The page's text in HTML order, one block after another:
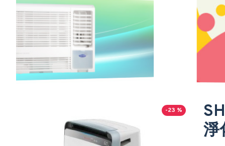
-23 %
淨